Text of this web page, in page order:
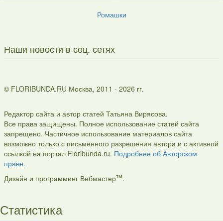
Ромашки
Наши новости в соц. сетях
© FLORIBUNDA.RU Москва, 2011 - 2026 гг.
Редактор сайта и автор статей Татьяна Вирясова.
Все права защищены. Полное использование статей сайта
запрещено. Частичное использование материалов сайта
возможно только с письменного разрешения автора и с активной
ссылкой на портал Floribunda.ru. Подробнее об Авторском
праве.
Дизайн и программинг Вебмастертм.
Статистика